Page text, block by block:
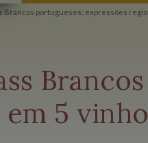
Brancos portugueses: expressões
5